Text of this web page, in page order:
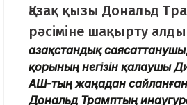
Қазақ қызы Дональд
рәсіміне шақырту алды
Қазақстандық
қорының негізін қалаушы
АҚШ-тың жаңадан сайланған
Дональд Трамптың